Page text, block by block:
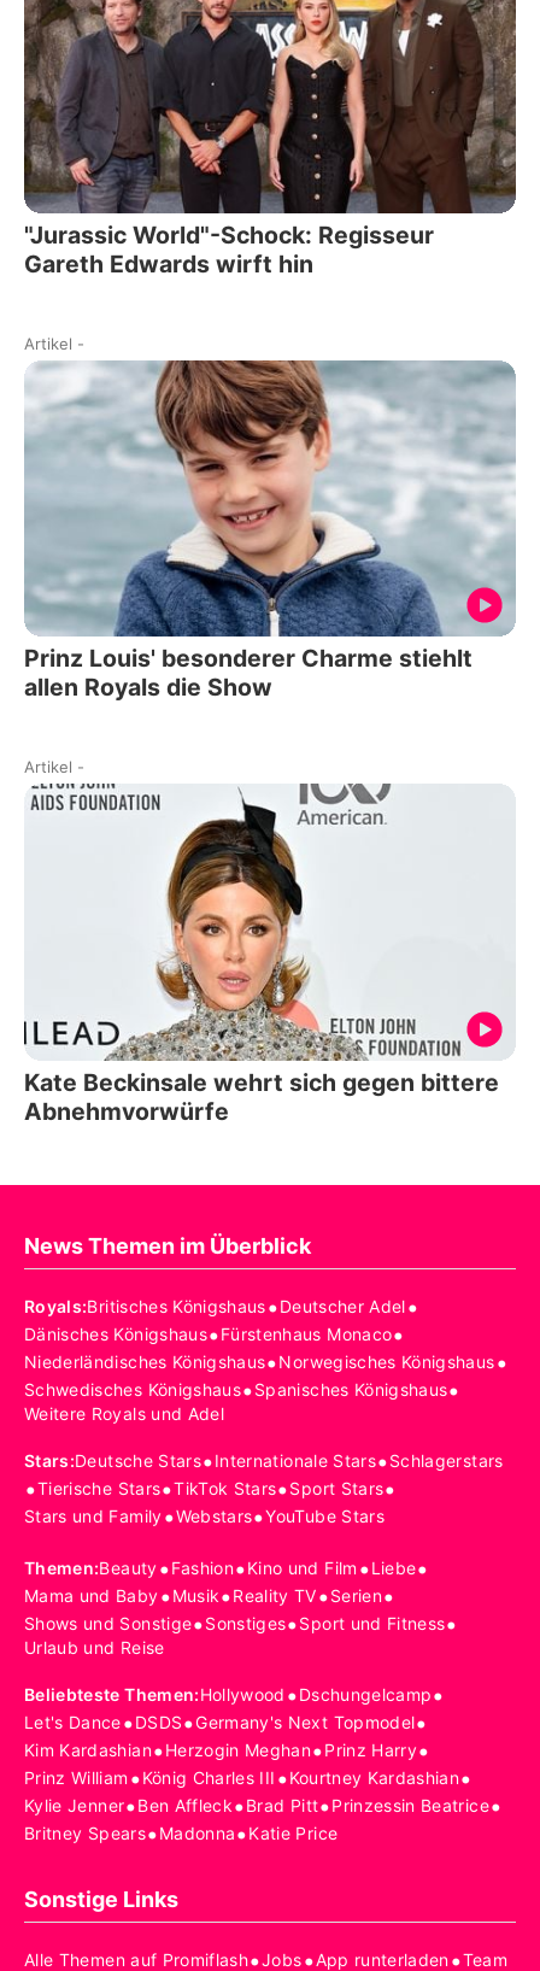
"Jurassic World"-Schock: Regisseur
Gareth Edwards wirft hin
Artikel -
Prinz Louis' besonderer Charme stiehlt
allen Royals die Show
Artikel -
Kate Beckinsale wehrt sich gegen bittere
Abnehmvorwürfe
News Themen im Überblick
Royals:Britisches Königshaus•Deutscher Adel•
Dänisches Königshaus•Fürstenhaus Monaco•
Niederländisches Königshaus•Norwegisches Königshaus•
Schwedisches Königshaus•Spanisches Königshaus•
Weitere Royals und Adel
Stars:Deutsche Stars•Internationale Stars•Schlagerstars
•Tierische Stars•TikTok Stars•Sport Stars•
Stars und Family•Webstars•YouTube Stars
Themen:Beauty•Fashion•Kino und Film •Liebe•
Mama und Baby•Musik•Reality TV•Serien•
Shows und Sonstige•Sonstiges•Sport und Fitness•
Urlaub und Reise
Beliebteste Themen:Hollywood •Dschungelcamp•
Let's Dance•DSDS•Germany's Next Topmodel•
Kim Kardashian•Herzogin Meghan•Prinz Harry•
Prinz William •König Charles III •Kourtney Kardashian•
Kylie Jenner•Ben Affleck•Brad Pitt•Prinzessin Beatrice•
Britney Spears•Madonna•Katie Price
Sonstige Links
Alle Themen auf Promiflash•Jobs•App runterladen•Team